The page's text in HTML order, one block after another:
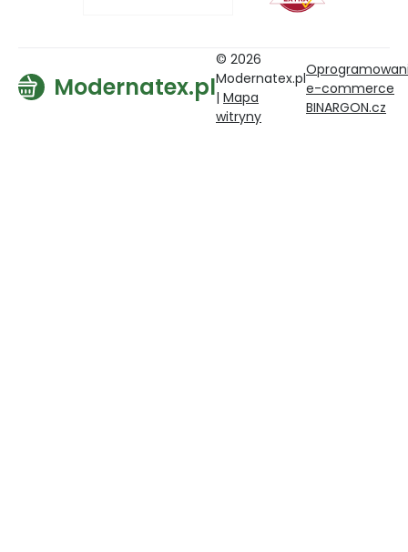
Modernatex.pl
© 2026
Modernatex.pl
| Mapa
witryny
e-commerce
BINARGON.cz